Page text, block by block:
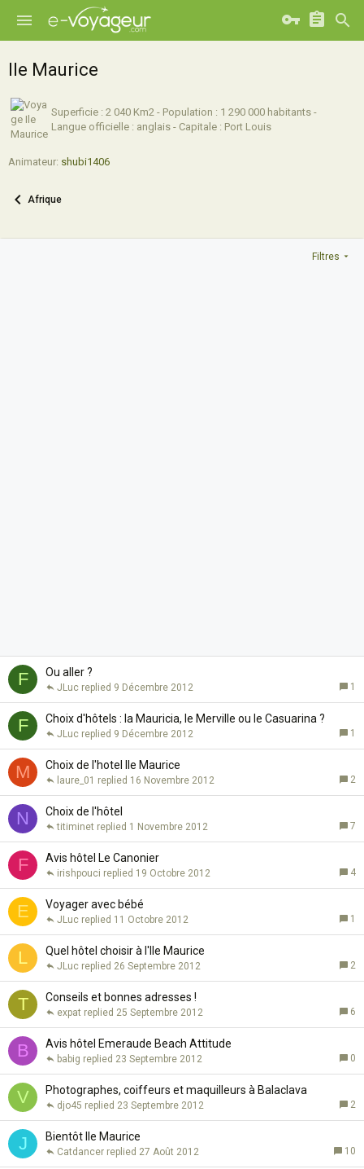
Ile Maurice
Superficie : 2 040 Km2 - Population : 1 290 000 habitants -
Langue officielle : anglais - Capitale : Port Louis
Animateur: shubi1406
Afrique
Filtres
F Ou aller ?
1
9 Décembre 2012
JLuc
F Choix d'hôtels : la Mauricia, le Merville ou le Casuarina ?
1
9 Décembre 2012
JLuc
M Choix de l'hotel Ile Maurice
2
16 Novembre 2012
laure_01
N Choix de l'hôtel
7
1 Novembre 2012
titiminet
F Avis hôtel Le Canonier
4
19 Octobre 2012
irishpouci
E Voyager avec bébé
1
11 Octobre 2012
JLuc
L Quel hôtel choisir à l'Ile Maurice
2
26 Septembre 2012
JLuc
T Conseils et bonnes adresses !
6
25 Septembre 2012
expat
B Avis hôtel Emeraude Beach Attitude
0
23 Septembre 2012
babig
V Photographes, coiffeurs et maquilleurs à Balaclava
2
23 Septembre 2012
djo45
J Bientôt Ile Maurice
10
27 Août 2012
Catdancer